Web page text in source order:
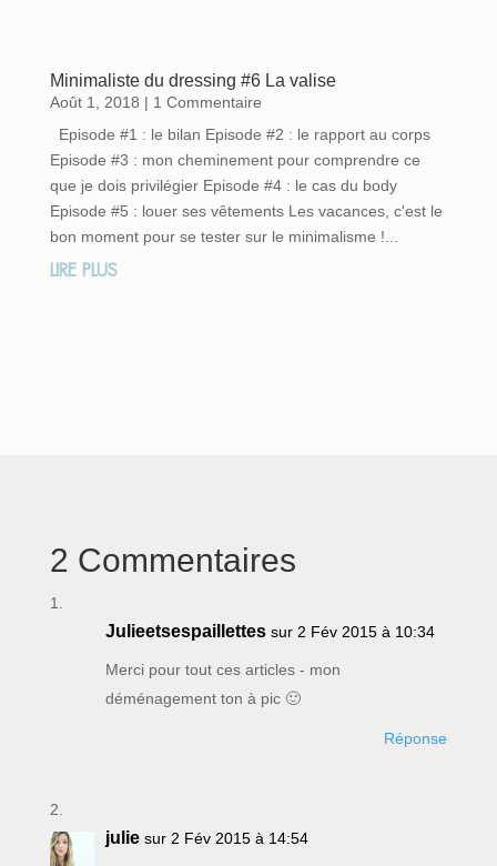
Minimaliste du dressing #6 La valise
Août 1, 2018 | 1 Commentaire
Episode #1 : le bilan Episode #2 : le rapport au corps
Episode #3 : mon cheminement pour comprendre ce
que je dois privilégier Episode #4 : le cas du body
Episode #5 : louer ses vêtements Les vacances, c'est le
bon moment pour se tester sur le minimalisme !...
LIRE PLUS
2 Commentaires
Julieetsespaillettes sur 2 Fév 2015 à 10:34
Merci pour tout ces articles - mon
déménagement ton à pic 🙂
Réponse
julie sur 2 Fév 2015 à 14:54